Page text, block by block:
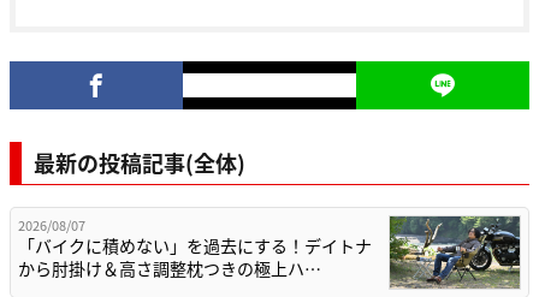
最新の投稿記事(全体)
2026/08/07
「バイクに積めない」を過去にする！デイトナ
から肘掛け＆高さ調整枕つきの極上ハ…